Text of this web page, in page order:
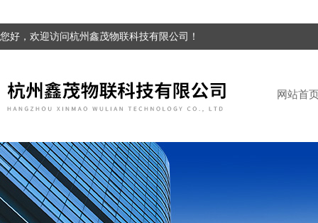
您好，欢迎访问杭州鑫茂物联科技有限公司！
网站首